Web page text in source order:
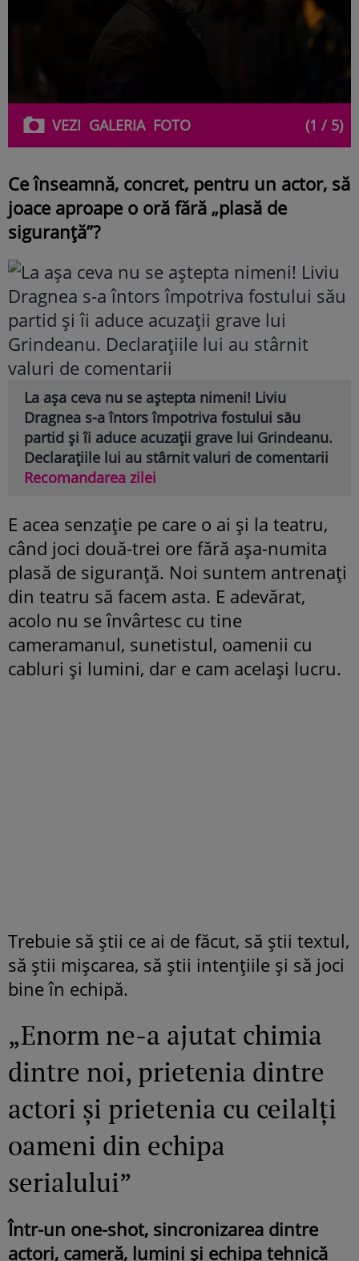
VEZI GALERIAFOTO (1 / 5)
Ce înseamnă, concret, pentru un actor, să
joace aproape o oră fără „plasă de
siguranță”?
La așa ceva nu se aștepta nimeni! Liviu
Dragnea s-a întors împotriva fostului său
partid și îi aduce acuzații grave lui Grindeanu.
Declarațiile lui au stârnit valuri de comentarii
Recomandarea zilei
E acea senzație pe care o ai și la teatru,
când joci două-trei ore fără așa-numita
plasă de siguranță. Noi suntem antrenați
din teatru să facem asta. E adevărat,
acolo nu se învârtesc cu tine
cameramanul, sunetistul, oamenii cu
cabluri și lumini, dar e cam același lucru.
Trebuie să știi ce ai de făcut, să știi textul,
să știi mișcarea, să știi intențiile și să joci
bine în echipă.
„Enorm ne-a ajutat chimia
dintre noi, prietenia dintre
actori și prietenia cu ceilalți
oameni din echipa
serialului”
Într-un one-shot, sincronizarea dintre
actori, cameră, lumini și echipa tehnică